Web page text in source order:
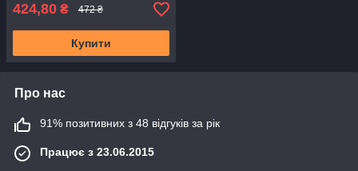
424,80 ₴ 472 ₴
Купити
Про нас
91% позитивних з 48 відгуків за рік
Працює з 23.06.2015